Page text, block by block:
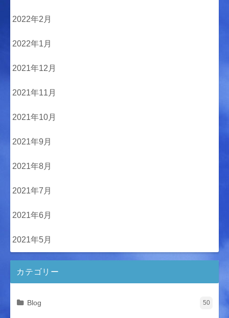
2022年2月
2022年1月
2021年12月
2021年11月
2021年10月
2021年9月
2021年8月
2021年7月
2021年6月
2021年5月
カテゴリー
Blog 50